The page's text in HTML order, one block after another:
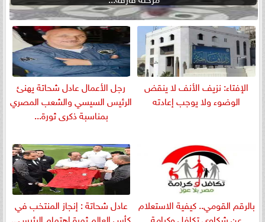
الإفتاء: نزيف الأنف لا ينقض
الوضوء ولا يوجب إعادته
رجل الأعمال عادل شحاتة يهنئ
الرئيس السيسي والشعب المصري
بمناسبة ذكرى ثورة...
بالرقم القومي.. كيفية الاستعلام
عن شكاوى تكافل وكرامة
عادل شحاتة : إنجاز المنتخب في
كأس العالم ثمرة اهتمام الرئيس...